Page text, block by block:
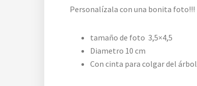
Personalízala con una bonita foto!!!
tamaño de foto 3,5×4,5
Diametro 10 cm
Con cinta para colgar del árbol